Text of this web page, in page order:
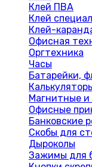
Клей ПВА
Клей
Клей-
Офисная
Оргтехника
Часы
Батарейки,
Магнитные и
Офисные
Банковские
Скобы для
Дыроколы
Зажимы для